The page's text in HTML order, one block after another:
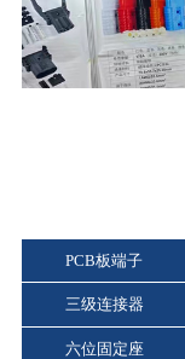
PCB板端子
三级连接器
六位固定座